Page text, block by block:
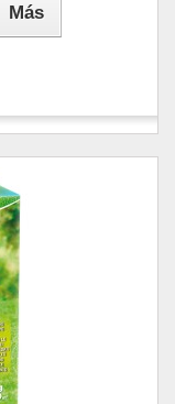
Más